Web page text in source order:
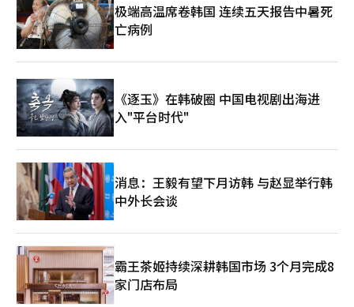
极端高温席卷韩国 连续五天报告中暑死
亡病例
《逐玉》在韩破圈 中国电视剧出海进
入"平台时代"
消息：王毅有望下月访韩 与赵显举行韩
中外长会谈
霸王茶姬持续深耕韩国市场 3个月完成8
家门店布局